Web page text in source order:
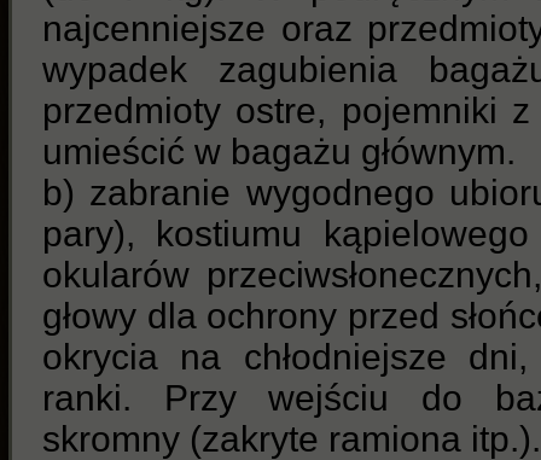
najcenniejsze oraz
wypadek zagubienia
przedmioty ostre, pojemniki
umieścić w bagażu głównym.
b) zabranie wygodnego
pary), kostiumu
okularów
głowy dla ochrony przed
okrycia na chłodniejsze
ranki. Przy wejściu do
skromny (zakryte ramiona itp.).